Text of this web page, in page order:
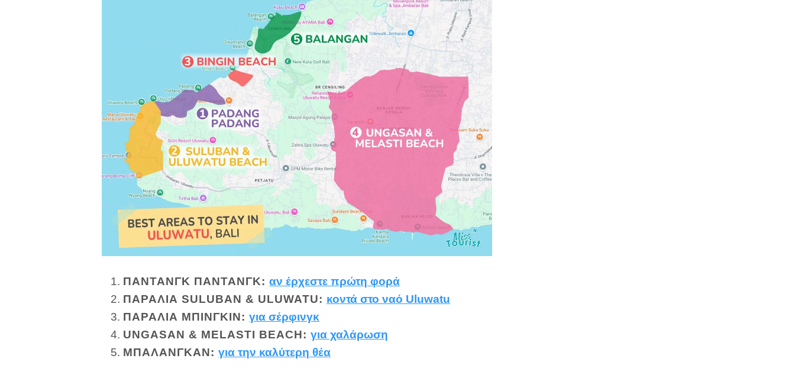
ΠΑΝΤΆΝΓΚ ΠΑΝΤΆΝΓΚ:αν έρχεστε πρώτη φορά
ΠΑΡΑΛΊΑ SULUBAN & ULUWATU: κοντά στο ναό Uluwatu
ΠΑΡΑΛΊΑ ΜΠΊΝΓΚΙΝ:για σέρφινγκ
UNGASAN & MELASTI BEACH:για χαλάρωση
ΜΠΑΛΑΝΓΚΆΝ:για την καλύτερη θέα